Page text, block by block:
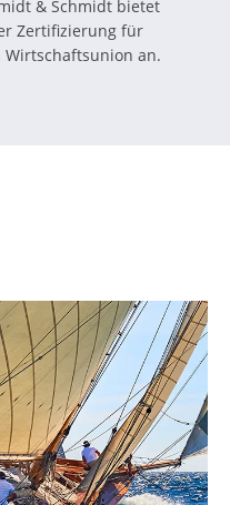
& Schmidt bietet
Zertifizierung für
an.